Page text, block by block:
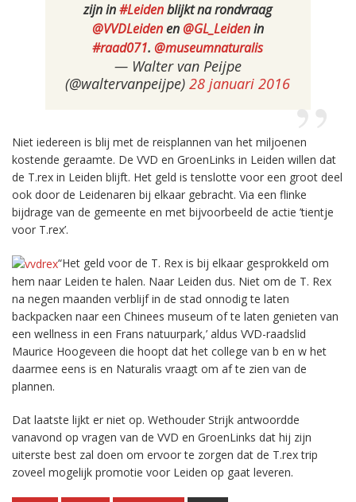
zijn in#Leidenblijkt na rondvraag
@VVDLeidenen@GL_Leidenin
#raad071.@museumnaturalis
— Walter van Peijpe
(@waltervanpeijpe)28 januari 2016
Niet iedereen is blij met de reisplannen van het miljoenen
kostende geraamte. De VVD en GroenLinks in Leiden willen dat
de T.rex in Leiden blijft. Het geld is tenslotte voor een groot deel
ook door de Leidenaren bij elkaar gebracht. Via een flinke
bijdrage van de gemeente en met bijvoorbeeld de actie ’tientje
voor T.rex’.
“Het geld voor de T. Rex is bij elkaar gesprokkeld om
hem naar Leiden te halen. Naar Leiden dus. Niet om de T. Rex
na negen maanden verblijf in de stad onnodig te laten
backpacken naar een Chinees museum of te laten genieten van
een wellness in een Frans natuurpark,’ aldus VVD-raadslid
Maurice Hoogeveen die hoopt dat het college van b en w het
daarmee eens is en Naturalis vraagt om af te zien van de
plannen.
Dat laatste lijkt er niet op. Wethouder Strijk antwoordde
vanavond op vragen van de VVD en GroenLinks dat hij zijn
uiterste best zal doen om ervoor te zorgen dat de T.rex trip
zoveel mogelijk promotie voor Leiden op gaat leveren.